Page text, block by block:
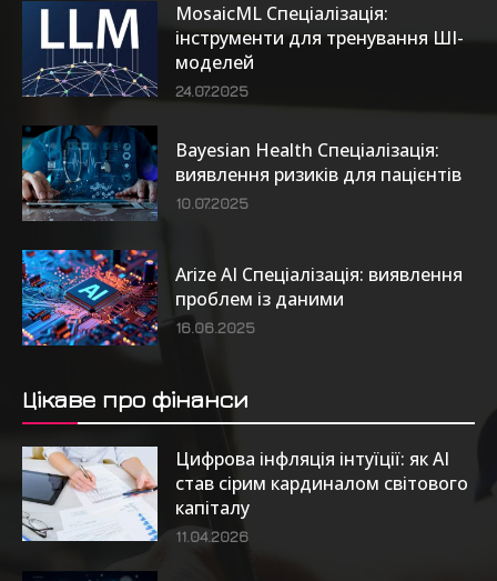
MosaicML Спеціалізація:
інструменти для тренування ШІ-
моделей
24.07.2025
Bayesian Health Спеціалізація:
виявлення ризиків для пацієнтів
10.07.2025
Arize AI Спеціалізація: виявлення
проблем із даними
16.06.2025
Цікаве про фінанси
Цифрова інфляція інтуїції: як AI
став сірим кардиналом світового
капіталу
11.04.2026